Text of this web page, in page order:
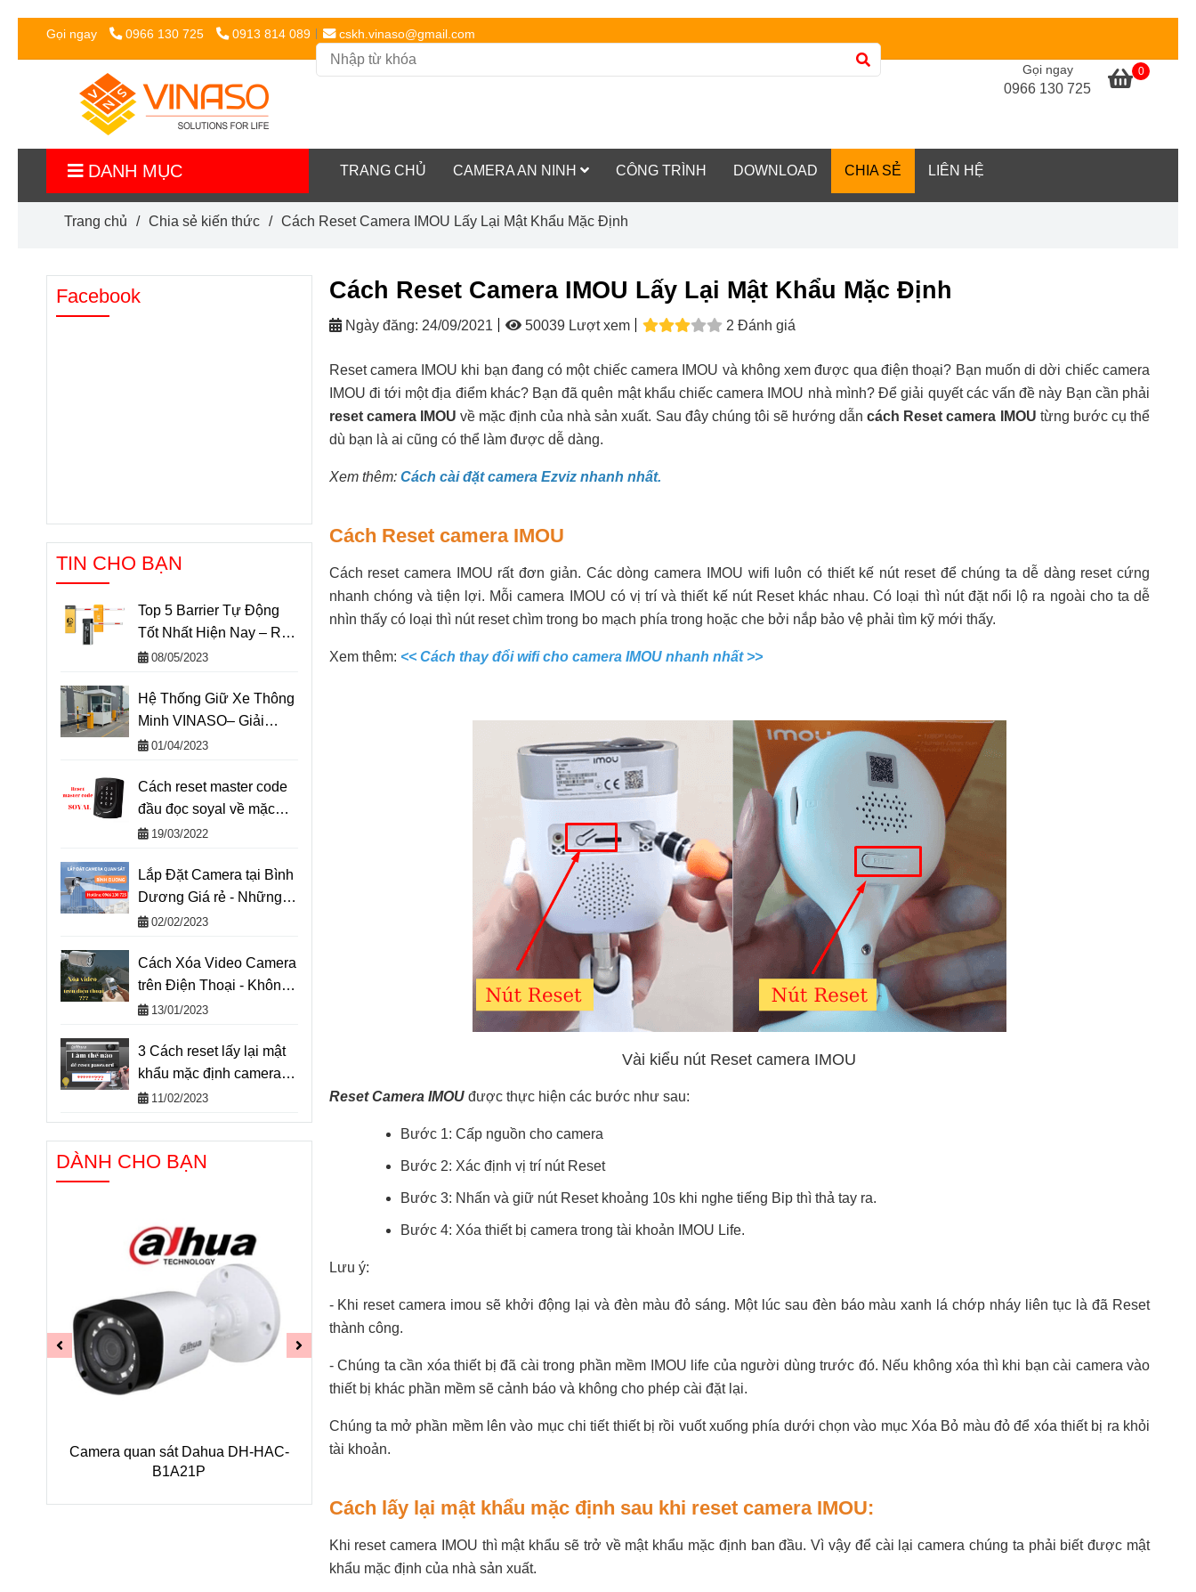
Gọi ngay 0966 130 725 0913 814 089 cskh.vinaso@gmail.com
Gọi ngay
0966 130 725
0
DANH MỤC TRANG CHỦ CAMERA AN NINH CÔNG TRÌNH DOWNLOAD CHIA SẺ LIÊN HỆ
Trang chủ / Chia sẻ kiến thức / Cách Reset Camera IMOU Lấy Lại Mật Khẩu Mặc Định
Cách Reset Camera IMOU Lấy Lại Mật Khẩu Mặc Định
Ngày đăng: 24/09/2021 50039 Lượt xem 2 Đánh giá
Reset camera IMOU khi bạn đang có một chiếc camera IMOU và không xem được qua điện thoại? Bạn muốn di dời chiếc camera
IMOU đi tới một địa điểm khác? Bạn đã quên mật khẩu chiếc camera IMOU nhà mình? Để giải quyết các vấn đề này Bạn cần phải
reset camera IMOU về mặc định của nhà sản xuất. Sau đây chúng tôi sẽ hướng dẫncách Reset camera IMOU từng bước cụ thể
dù bạn là ai cũng có thể làm được dễ dàng.
Xem thêm: Cách cài đặt camera Ezviz nhanh nhất.
Cách Reset camera IMOU
Cách reset camera IMOU rất đơn giản. Các dòng camera IMOU wifi luôn có thiết kế nút reset để chúng ta dễ dàng reset cứng
nhanh chóng và tiện lợi. Mỗi camera IMOU có vị trí và thiết kế nút Reset khác nhau. Có loại thì nút đặt nổi lộ ra ngoài cho ta dễ
nhìn thấy có loại thì nút reset chìm trong bo mạch phía trong hoặc che bởi nắp bảo vệ phải tìm kỹ mới thấy.
Xem thêm: << Cách thay đổi wifi cho camera IMOU nhanh nhất >>
Vài kiểu nút Reset camera IMOU
Reset Camera IMOUđược thực hiện các bước như sau:
Bước 1: Cấp nguồn cho camera
Bước 2: Xác định vị trí nút Reset
Bước 3: Nhấn và giữ nút Reset khoảng 10s khi nghe tiếng Bip thì thả tay ra.
Bước 4: Xóa thiết bị camera trong tài khoản IMOU Life.
Lưu ý:
- Khi reset camera imou sẽ khởi động lại và đèn màu đỏ sáng. Một lúc sau đèn báo màu xanh lá chớp nháy liên tục là đã Reset
thành công.
- Chúng ta cần xóa thiết bị đã cài trong phần mềm IMOU life của người dùng trước đó. Nếu không xóa thì khi bạn cài camera vào
thiết bị khác phần mềm sẽ cảnh báo và không cho phép cài đặt lại.
Chúng ta mở phần mềm lên vào mục chi tiết thiết bị rồi vuốt xuống phía dưới chọn vào mục Xóa Bỏ màu đỏ để xóa thiết bị ra khỏi
tài khoản.
Cách lấy lại mật khẩu mặc định sau khi reset camera IMOU:
Khi reset camera IMOU thì mật khẩu sẽ trở về mật khẩu mặc định ban đầu. Vì vậy để cài lại camera chúng ta phải biết được mật
khẩu mặc định của nhà sản xuất.
Facebook
TIN CHO BẠN
Top 5 Barrier Tự Động
Tốt Nhất Hiện Nay – Rào
chắn barie tự động
08/05/2023
Hệ Thống Giữ Xe Thông
Minh VINASO– Giải
Pháp Giữ Xe An Toàn
01/04/2023
Cách reset master code
đầu đọc soyal về mặc
định
19/03/2022
Lắp Đặt Camera tại Bình
Dương Giá rẻ - Những
điều chưa biết
02/02/2023
Cách Xóa Video Camera
trên Điện Thoại - Không
Dùng Cho Mục Đích Phá
13/01/2023
3 Cách reset lấy lại mật
khẩu mặc định camera
IP dahua nhanh chóng
11/02/2023
DÀNH CHO BẠN
Camera quan sát Dahua DH-HAC-
B1A21P
Camera quan sát Dahua DH-HAC-